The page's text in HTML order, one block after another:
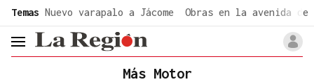
Temas Nuevo varapalo a Jácome Obras en la avenida de
header.menu.open
Más Motor